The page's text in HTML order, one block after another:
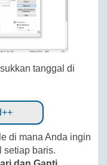
tanggal di
di mana Anda ingin
setiap baris.